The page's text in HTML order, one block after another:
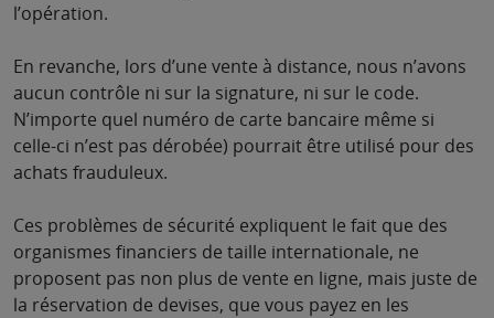
l’opération.
En revanche, lors d’une vente à distance, nous n’avons
aucun contrôle ni sur la signature, ni sur le code.
N’importe quel numéro de carte bancaire même si
celle-ci n’est pas dérobée) pourrait être utilisé pour des
achats frauduleux.
Ces problèmes de sécurité expliquent le fait que des
organismes financiers de taille internationale, ne
proposent pas non plus de vente en ligne, mais juste de
la réservation de devises, que vous payez en les